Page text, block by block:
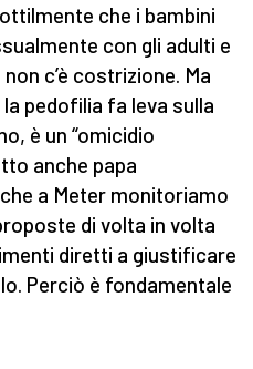
che i bambini
con gli adulti e
c’è costrizione. Ma
pedofilia fa leva sulla
è un “omicidio
anche papa
a Meter monitoriamo
di volta in volta
diretti a giustificare
Perciò è fondamentale